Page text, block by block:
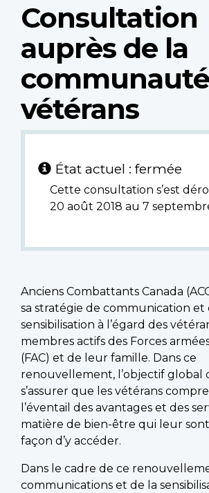
Consultation
auprès de la
vétérans
État actuel : fermée
Cette consultation s’est
20 août 2018 au 7
Anciens Combattants Canada
sa stratégie de communication et
sensibilisation à l’égard des
membres actifs des Forces
(FAC) et de leur famille. Dans ce
renouvellement, l’objectif global
s’assurer que les vétérans
l’éventail des avantages et des
matière de bien-être qui leur
façon d’y accéder.
Dans le cadre de ce
communications et de la